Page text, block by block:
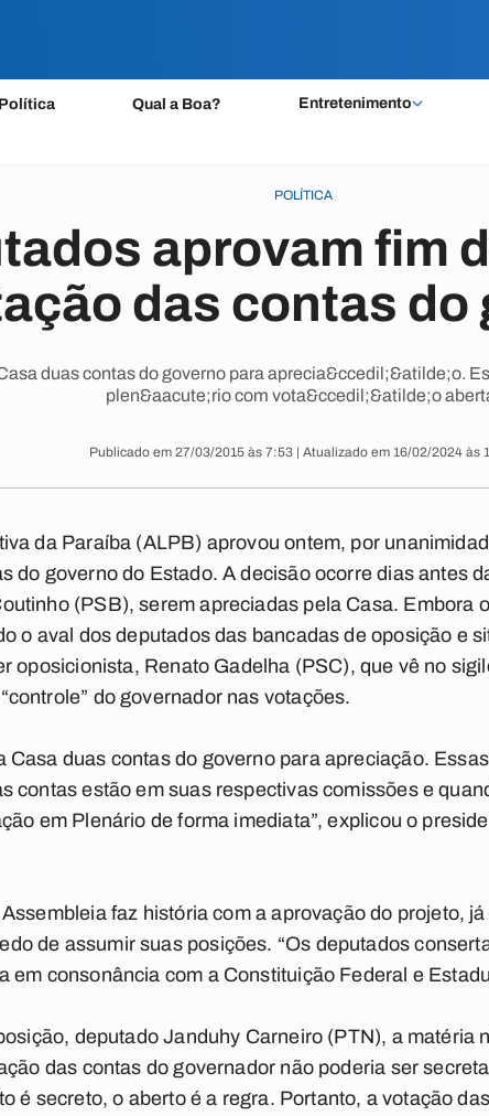
Política Qual a Boa? Entretenimento
POLÍTICA
aprovam fim
das contas do
duas contas do governo para aprecia&ccedil;&atilde;o.
plen&aacute;rio com vota&ccedil;&atilde;o
Publicado em 27/03/2015 às 7:53 | Atualizado em 16/02/2024 às
da Paraíba (ALPB) aprovou ontem, por
do governo do Estado. A decisão ocorre dias antes
(PSB), serem apreciadas pela Casa. Embora
o aval dos deputados das bancadas de oposição e
oposicionista, Renato Gadelha (PSC), que vê no
do governador nas votações.
Casa duas contas do governo para apreciação.
contas estão em suas respectivas comissões e
em Plenário de forma imediata”, explicou o
faz história com a aprovação do projeto,
de assumir suas posições. “Os deputados
em consonância com a Constituição Federal e
deputado Janduhy Carneiro (PTN), a matéria
das contas do governador não poderia ser
é secreto, o aberto é a regra. Portanto, a votação